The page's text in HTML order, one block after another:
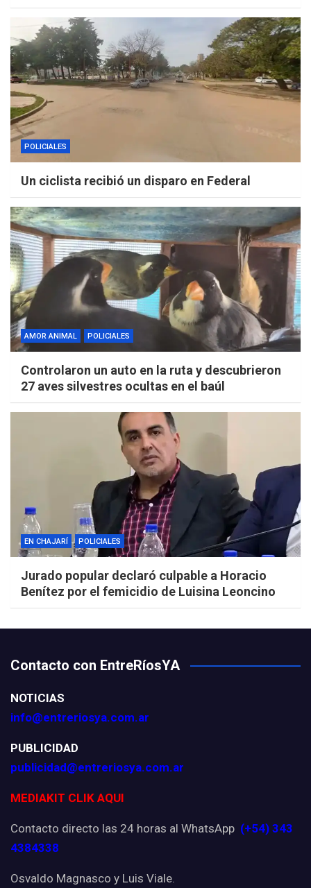
POLICIALES
Un ciclista recibió un disparo en Federal
AMOR ANIMAL POLICIALES
Controlaron un auto en la ruta y descubrieron
27 aves silvestres ocultas en el baúl
EN CHAJARÍ POLICIALES
Jurado popular declaró culpable a Horacio
Benítez por el femicidio de Luisina Leoncino
Contacto con EntreRíosYA
NOTICIAS
info@entreriosya.com.ar
PUBLICIDAD
publicidad@entreriosya.com.ar
MEDIAKIT CLIK AQUI
Contacto directo las 24 horas al WhatsApp (+54) 343
4384338
Osvaldo Magnasco y Luis Viale.